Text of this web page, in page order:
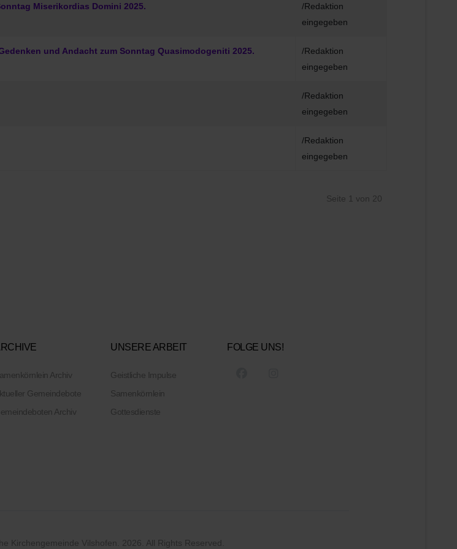
Miserikordias Domini 2025.
/Redaktion
eingegeben
und Andacht zum Sonntag Quasimodogeniti 2025.
/Redaktion
eingegeben
/Redaktion
eingegeben
/Redaktion
eingegeben
Seite 1 von 20
Archiv
Gemeindebote
Archiv
UNSERE ARBEIT
Geistliche Impulse
Samenkörnlein
Gottesdienste
FOLGE UNS!
Kirchengemeinde Vilshofen. 2026. All Rights Reserved.